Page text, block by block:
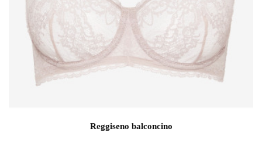
Reggiseno balconcino